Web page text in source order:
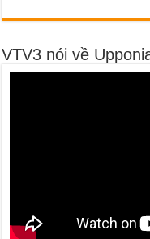
VTV3 nói về